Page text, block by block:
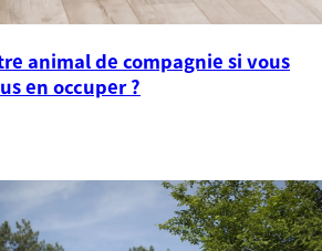
animal de compagnie si vous
en occuper ?